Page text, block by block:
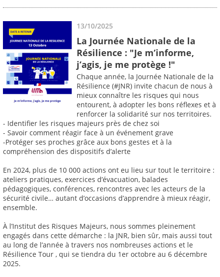
13/10/2025
La Journée Nationale de la
Résilience : "Je m’informe,
j’agis, je me protège !"
Chaque année, la Journée Nationale de la
Résilience (#JNR) invite chacun de nous à
mieux connaître les risques qui nous
entourent, à adopter les bons réflexes et à
renforcer la solidarité sur nos territoires.
- Identifier les risques majeurs près de chez soi
- Savoir comment réagir face à un événement grave
-Protéger ses proches grâce aux bons gestes et à la
compréhension des dispositifs d’alerte
En 2024, plus de 10 000 actions ont eu lieu sur tout le territoire :
ateliers pratiques, exercices d’évacuation, balades
pédagogiques, conférences, rencontres avec les acteurs de la
sécurité civile… autant d’occasions d’apprendre à mieux réagir,
ensemble.
À l’Institut des Risques Majeurs, nous sommes pleinement
engagés dans cette démarche : la JNR, bien sûr, mais aussi tout
au long de l’année à travers nos nombreuses actions et le
Résilience Tour , qui se tiendra du 1er octobre au 6 décembre
2025.